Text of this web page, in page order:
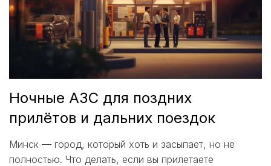
Ночные АЗС для поздних
прилётов и дальних поездок
Минск — город, который хоть и засыпает, но не
полностью. Что делать, если вы прилетаете